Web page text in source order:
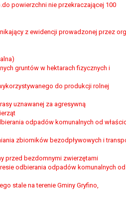
powierzchni nie przekraczającej 100
z ewidencji prowadzonej przez
gruntów w hektarach fizycznych i
do produkcji rolnej
uznawanej za agresywną
odpadów komunalnych od
zbiorników bezodpływowych i
przed bezdomnymi zwierzętami
odbierania odpadów komunalnych od
stale na terenie Gminy Gryfino,
w przypadku gdy:
przetwarzania danych i nie ma innej
sprawdzić prawidłowość
żądając w zamian ich
ustalenia, obrony lub dochodzenia
uzasadnione podstawy po
przesłanki:
zgody wyrażonej przez tą